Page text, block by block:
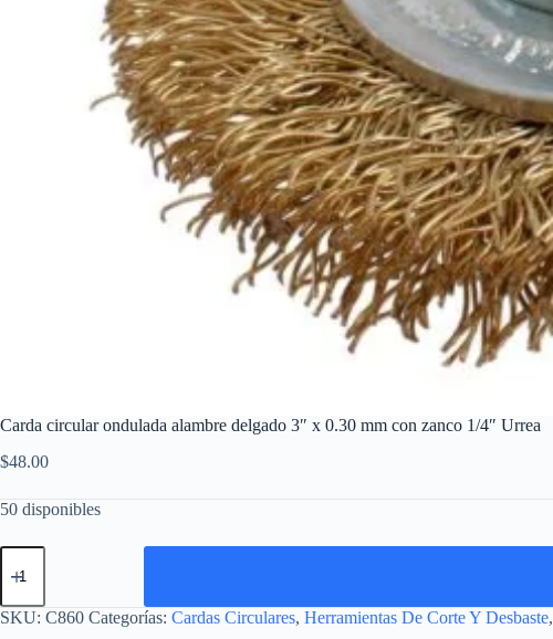
Carda circular ondulada alambre delgado 3″ x 0.30 mm con zanco 1/4″ Urrea
$48.00
50 disponibles
Carda
circular
alambre
delgado
SKU: C860 Categorías: Cardas Circulares, Herramientas De Corte Y Desbaste,